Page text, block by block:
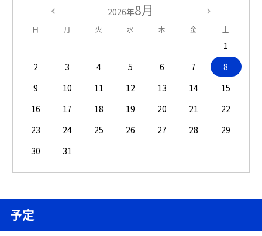
2026年8月
日 月 火 水 木 金 土
1
2
3 4 5 6 7
8
9
10 11 12 13 14
15
16
17 18 19 20 21
22
23
24 25 26 27 28
29
30
31
予定